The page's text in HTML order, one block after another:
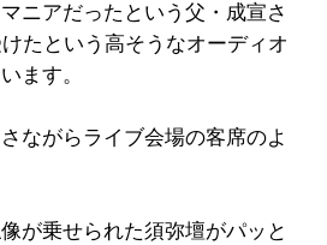
ニアだったという父・成宣さ
たという高そうなオーディオ
ます。
ながらライブ会場の客席のよ
が乗せられた須弥壇がパッと